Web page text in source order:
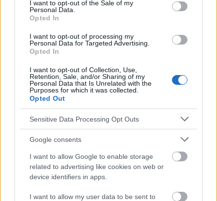
I want to opt-out of the Sale of my
Personal Data.
Opted In
I want to opt-out of processing my
Personal Data for Targeted Advertising.
Opted In
I want to opt-out of Collection, Use,
Retention, Sale, and/or Sharing of my
Personal Data that Is Unrelated with the
Purposes for which it was collected.
Opted Out
Sensitive Data Processing Opt Outs
Google consents
I want to allow Google to enable storage
related to advertising like cookies on web or
device identifiers in apps.
I want to allow my user data to be sent to
Quellen
Gawęda Ł., Kryzys psychiczny we współczesnym świecie,
Die Inhalte und Materialien auf dieser Website dienen nur zu
Bildungs- und Informationszwecken. Der Herausgeber und die
Redaktion der Website sind nicht für die Ergebnisse ihrer
Anwendung verantwortlich. Bevor Sie Ratschläge oder Tipps auf
der Website verwenden, ist es unbedingt erforderlich, einen Arzt
zu konsultieren.